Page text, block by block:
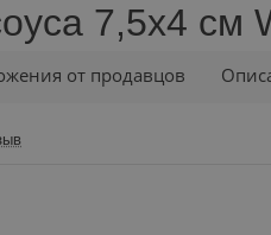
7,5x4 см
от продавцов